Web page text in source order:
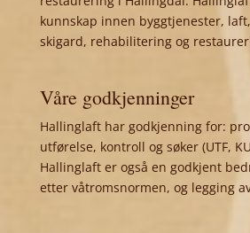
kunnskap innen byggtjenester,
skigard, rehabilitering og
Våre godkjenninger
Hallinglaft har godkjenning for:
utførelse, kontroll og søker (UTF,
Hallinglaft er også en godkjent
etter våtromsnormen, og legging